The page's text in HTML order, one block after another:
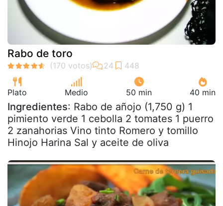
Rabo de toro
Plato Medio 50 min 40 min
Ingredientes: Rabo de añojo (1,750 g) 1
pimiento verde 1 cebolla 2 tomates 1 puerro
2 zanahorias Vino tinto Romero y tomillo
Hinojo Harina Sal y aceite de oliva